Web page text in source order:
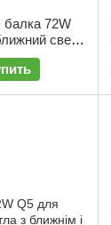
72W
свет |